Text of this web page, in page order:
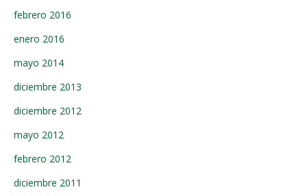
febrero 2016
enero 2016
mayo 2014
diciembre 2013
diciembre 2012
mayo 2012
febrero 2012
diciembre 2011